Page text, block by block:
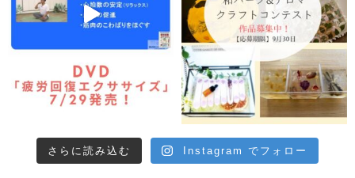
さらに読み込む Instagram でフォロー